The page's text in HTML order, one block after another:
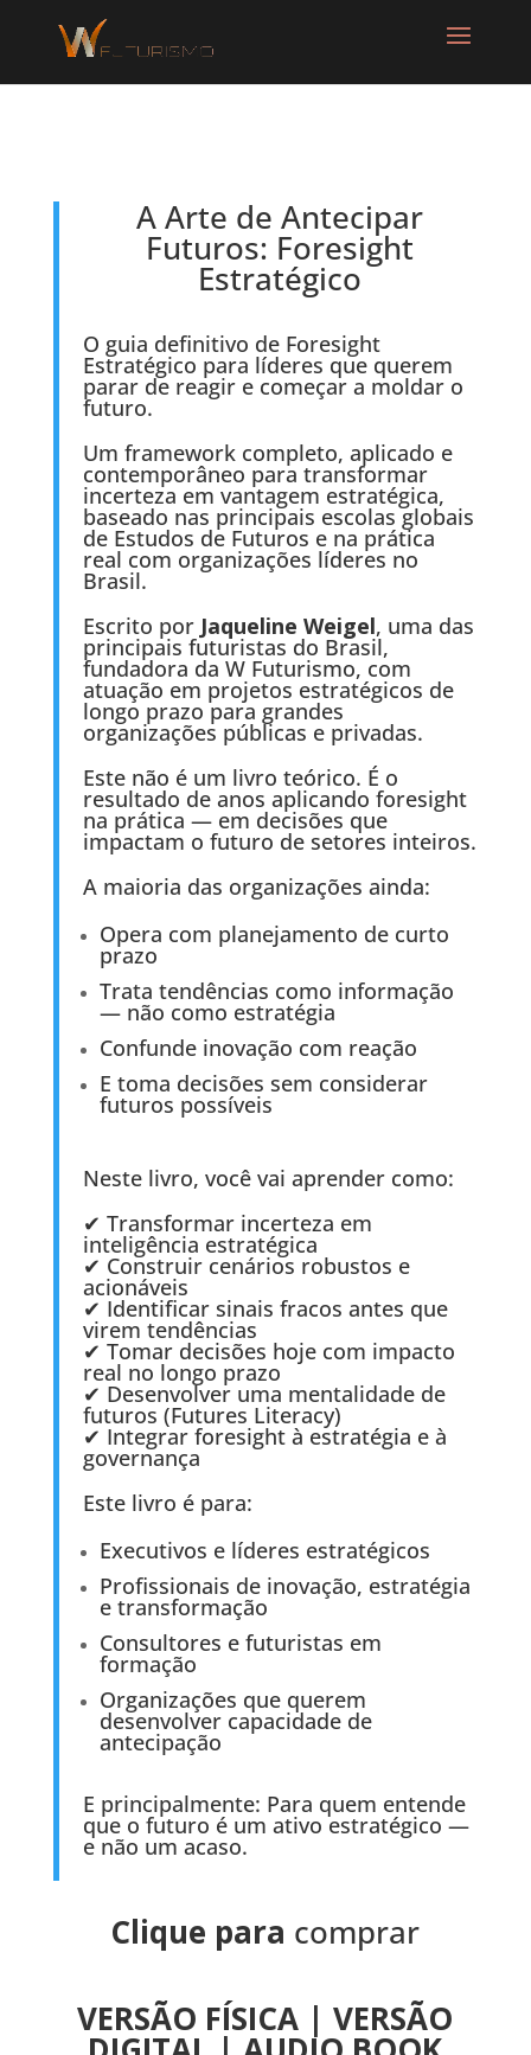
A Arte de Antecipar
Futuros: Foresight
Estratégico
O guia definitivo de Foresight
Estratégico para líderes que querem
parar de reagir e começar a moldar o
futuro.
Um framework completo, aplicado e
contemporâneo para transformar
incerteza em vantagem estratégica,
baseado nas principais escolas globais
de Estudos de Futuros e na prática
real com organizações líderes no
Brasil.
Escrito por Jaqueline Weigel, uma das
principais futuristas do Brasil,
fundadora da W Futurismo, com
atuação em projetos estratégicos de
longo prazo para grandes
organizações públicas e privadas.
Este não é um livro teórico. É o
resultado de anos aplicando foresight
na prática — em decisões que
impactam o futuro de setores inteiros.
A maioria das organizações ainda:
Opera com planejamento de curto
prazo
Trata tendências como informação
— não como estratégia
Confunde inovação com reação
E toma decisões sem considerar
futuros possíveis
Neste livro, você vai aprender como:
✔ Transformar incerteza em
inteligência estratégica
✔ Construir cenários robustos e
acionáveis
✔ Identificar sinais fracos antes que
virem tendências
✔ Tomar decisões hoje com impacto
real no longo prazo
✔ Desenvolver uma mentalidade de
futuros (Futures Literacy)
✔ Integrar foresight à estratégia e à
governança
Este livro é para:
Executivos e líderes estratégicos
Profissionais de inovação, estratégia
e transformação
Consultores e futuristas em
formação
Organizações que querem
desenvolver capacidade de
antecipação
E principalmente: Para quem entende
que o futuro é um ativo estratégico —
e não um acaso.
Clique para comprar
VERSÃO FÍSICA |VERSÃO